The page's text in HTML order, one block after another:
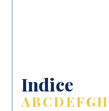
Indice
ABCDEFGH